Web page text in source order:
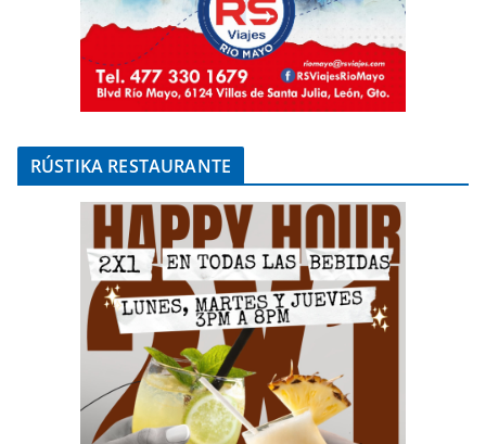
RÚSTIKA RESTAURANTE